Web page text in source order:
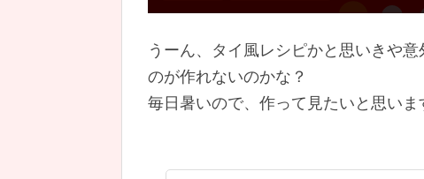
うーん、タイ風レシピかと思いきや
のが作れないのかな？
毎日暑いので、作って見たいと思いま